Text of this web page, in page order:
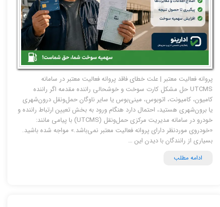
​پروانه فعالیت معتبر | علت خطای فاقد پروانه فعالیت معتبر در سامانه
UTCMS حل مشکل کارت سوخت و خوشحالی راننده مقدمه اگر راننده
کامیون، کامیونت، اتوبوس، مینی‌بوس یا سایر ناوگان حمل‌ونقل درون‌شهری
یا برون‌شهری هستید، احتمال دارد هنگام ورود به بخش تعیین ارتباط راننده و
خودرو در سامانه مدیریت مرکزی حمل‌ونقل (UTCMS) با پیامی مانند:
«خودروی موردنظر دارای پروانه فعالیت معتبر نمی‌باشد.» مواجه شده باشید.
بسیاری از رانندگان با دیدن این …
ادامه مطلب